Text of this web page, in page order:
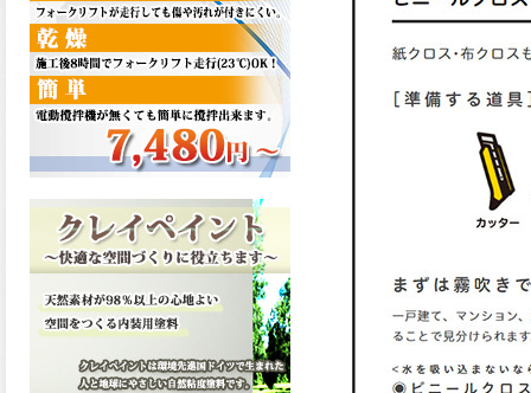
ちらから。
2026.05.26
コンクリート特有の質感やム
ラ感と溶け合うように広がる
色彩が床と壁を印象的に仕上
げる、アクアカラー デュオト
ーンが新しく販売開始致しま
2026.03.13
滑らかな塗膜は従来の屋根用
塗料と比べ、滑らかな塗膜表
面を形成し、光沢が高く、抜
群の仕上がり性を提供、一液
プレミアムルーフシリコンが
新しく販売開始致しました。
ご購入はこちらから。